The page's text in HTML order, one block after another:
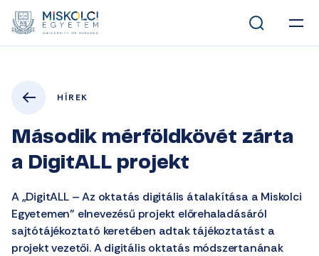
HÍREK
Második mérföldkövét zárta
a DigitALL projekt
A „DigitALL – Az oktatás digitális átalakítása a Miskolci
Egyetemen” elnevezésű projekt előrehaladásáról
sajtótájékoztató keretében adtak tájékoztatást a
projekt vezetői. A digitális oktatás módszertanának